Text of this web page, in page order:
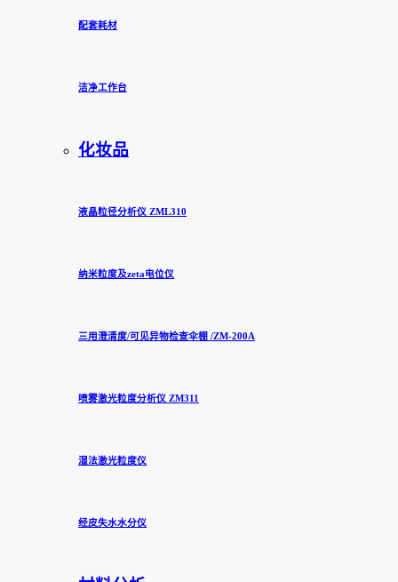
配套耗材
洁净工作台
化妆品
液晶粒径分析仪 ZML310
纳米粒度及zeta电位仪
三用澄清度/可见异物检查伞棚 /ZM-200A
喷雾激光粒度分析仪 ZM311
湿法激光粒度仪
经皮失水水分仪